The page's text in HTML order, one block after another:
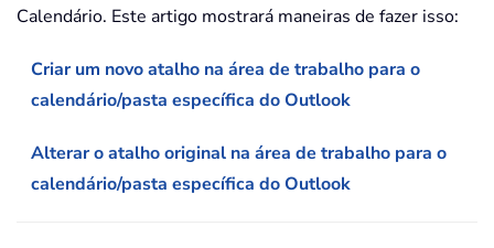
Calendário. Este artigo mostrará maneiras de fazer isso:
Criar um novo atalho na área de trabalho para o
calendário/pasta específica do Outlook
Alterar o atalho original na área de trabalho para o
calendário/pasta específica do Outlook